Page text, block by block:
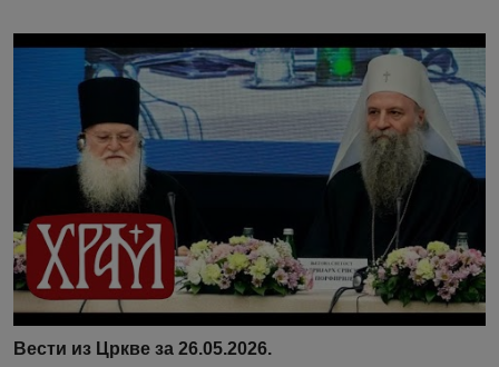
Вести из Цркве за 26.05.2026.